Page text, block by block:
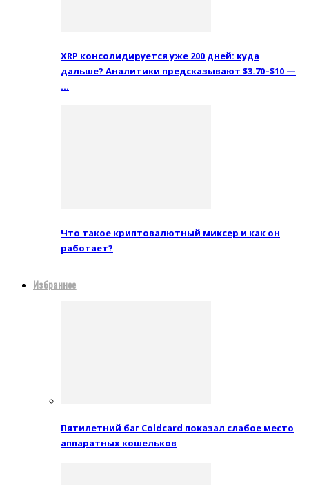
XRP консолидируется уже 200 дней: куда
дальше? Аналитики предсказывают $3.70–$10 —
…
Что такое криптовалютный миксер и как он
работает?
Избранное
Пятилетний баг Coldcard показал слабое место
аппаратных кошельков